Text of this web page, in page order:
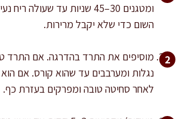
ומטגנים 30–45 שניות עד
השום כדי שלא יקבל מרירות.
מוסיפים את התרד בהדרגה. אם התרד
נגלות ומערבבים עד שהוא קורס. אם
לאחר סחיטה טובה ומפרקים בעזרת כף.